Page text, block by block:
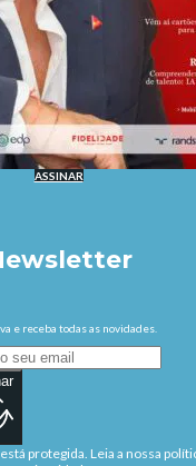
ASSINAR
e receba todas as novidades.
protegida. Leia a nossa